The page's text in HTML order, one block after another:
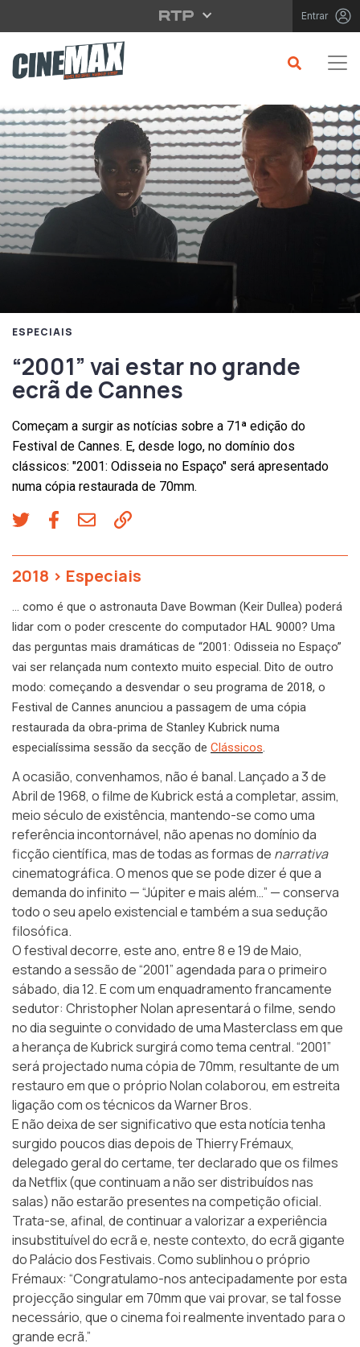
Saltar para o conteúdo principal Entrar
ESPECIAIS
“2001” vai estar no grande
ecrã de Cannes
Começam a surgir as notícias sobre a 71ª edição do
Festival de Cannes. E, desde logo, no domínio dos
clássicos: "2001: Odisseia no Espaço" será apresentado
numa cópia restaurada de 70mm.
2018 > Especiais
… como é que o astronauta Dave Bowman (Keir Dullea) poderá
lidar com o poder crescente do computador HAL 9000? Uma
das perguntas mais dramáticas de “2001: Odisseia no Espaço”
vai ser relançada num contexto muito especial. Dito de outro
modo: começando a desvendar o seu programa de 2018, o
Festival de Cannes anunciou a passagem de uma cópia
restaurada da obra-prima de Stanley Kubrick numa
especialíssima sessão da secção de Clássicos.
A ocasião, convenhamos, não é banal. Lançado a 3 de
Abril de 1968, o filme de Kubrick está a completar, assim,
meio século de existência, mantendo-se como uma
referência incontornável, não apenas no domínio da
ficção científica, mas de todas as formas de narrativa
cinematográfica. O menos que se pode dizer é que a
demanda do infinito — “Júpiter e mais além…” — conserva
todo o seu apelo existencial e também a sua sedução
filosófica.
O festival decorre, este ano, entre 8 e 19 de Maio,
estando a sessão de “2001” agendada para o primeiro
sábado, dia 12. E com um enquadramento francamente
sedutor: Christopher Nolan apresentará o filme, sendo
no dia seguinte o convidado de uma Masterclass em que
a herança de Kubrick surgirá como tema central. “2001”
será projectado numa cópia de 70mm, resultante de um
restauro em que o próprio Nolan colaborou, em estreita
ligação com os técnicos da Warner Bros.
E não deixa de ser significativo que esta notícia tenha
surgido poucos dias depois de Thierry Frémaux,
delegado geral do certame, ter declarado que os filmes
da Netflix (que continuam a não ser distribuídos nas
salas) não estarão presentes na competição oficial.
Trata-se, afinal, de continuar a valorizar a experiência
insubstituível do ecrã e, neste contexto, do ecrã gigante
do Palácio dos Festivais. Como sublinhou o próprio
Frémaux: “Congratulamo-nos antecipadamente por esta
projecção singular em 70mm que vai provar, se tal fosse
necessário, que o cinema foi realmente inventado para o
grande ecrã.”